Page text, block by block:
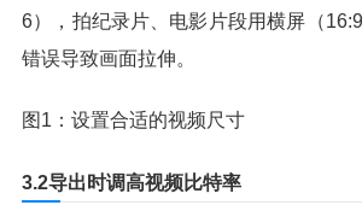
6），拍纪录片、电影片段用横屏（
错误导致画面拉伸。
图1：设置合适的视频尺寸
3.2导出时调高视频比特率